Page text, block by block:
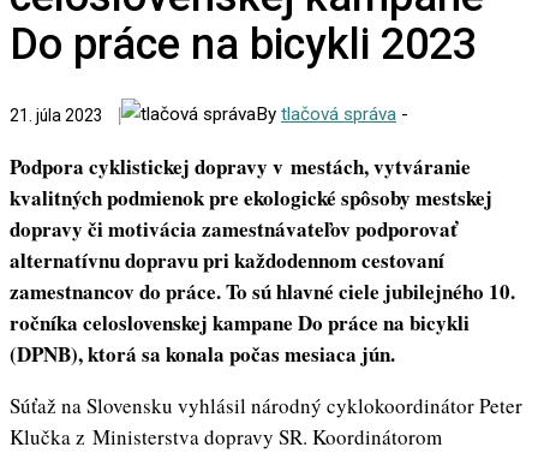
Do práce na bicykli 2023
21. júla 2023 By tlačová správa -
Podpora cyklistickej dopravy v mestách, vytváranie
kvalitných podmienok pre ekologické spôsoby mestskej
dopravy či motivácia zamestnávateľov podporovať
alternatívnu dopravu pri každodennom cestovaní
zamestnancov do práce. To sú hlavné ciele jubilejného 10.
ročníka celoslovenskej kampane Do práce na bicykli
(DPNB), ktorá sa konala počas mesiaca jún.
Súťaž na Slovensku vyhlásil národný cyklokoordinátor Peter
Klučka z Ministerstva dopravy SR. Koordinátorom